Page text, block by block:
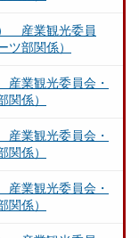
産業観光委員
部関係）
業観光委員会・
係）
業観光委員会・
係）
業観光委員会・
係）